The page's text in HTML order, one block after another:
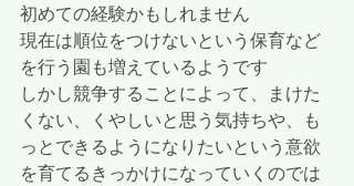
初めての経験かもしれません
現在は順位をつけないという保育など
を行う園も増えているようです
しかし競争することによって、まけた
くない、くやしいと思う気持ちや、も
っとできるようになりたいという意欲
を育てるきっかけになっていくのでは